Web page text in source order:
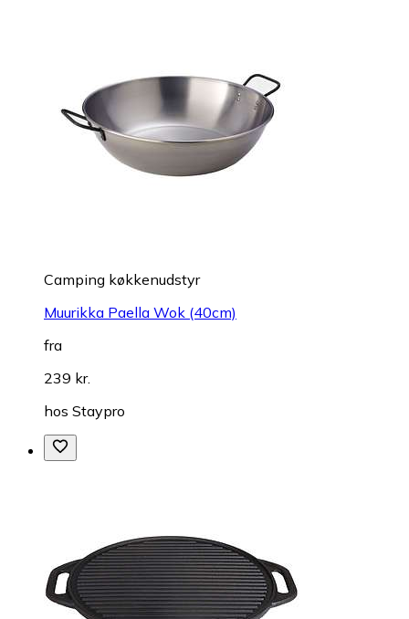
Camping køkkenudstyr
Muurikka Paella Wok (40cm)
fra
239 kr.
hos Staypro